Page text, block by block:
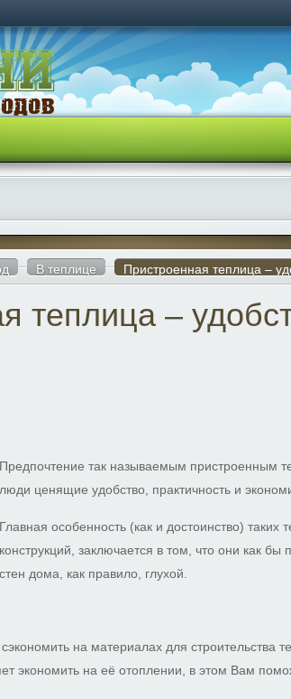
В теплице Пристроенная теплица –
теплица –
Предпочтение так называемым пристроенным
люди ценящие удобство, практичность и
Главная особенность (как и достоинство) таких
конструкций, заключается в том, что они как бы
стен дома, как правило, глухой.
на материалах для строительства
экономить на её отоплении, в этом Вам